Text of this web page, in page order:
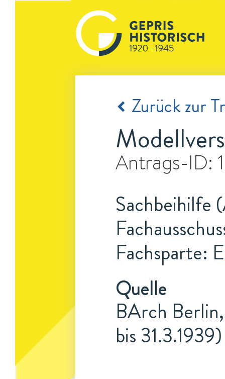
Zurück zur
Antrags-ID:
Sachbeihilfe
Fachsparte:
Quelle
BArch
bis 31.3.1939)